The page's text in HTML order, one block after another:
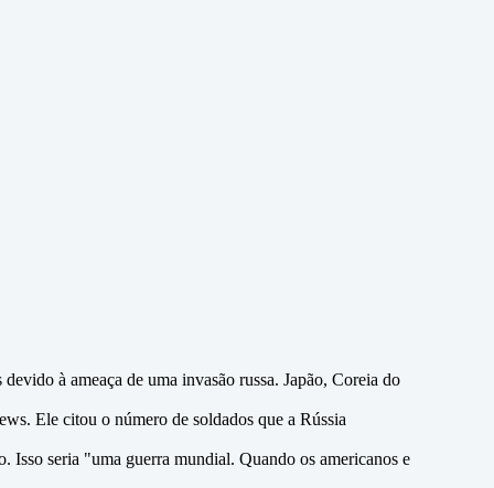
à ameaça de uma invasão russa. Japão, Coreia do
Ele citou o número de soldados que a Rússia
Isso seria "uma guerra mundial. Quando os americanos e